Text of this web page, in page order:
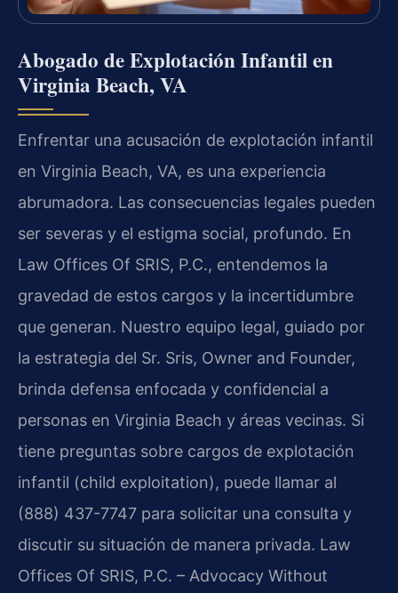
Abogado de Explotación Infantil en
Virginia Beach, VA
Enfrentar una acusación de explotación infantil
en Virginia Beach, VA, es una experiencia
abrumadora. Las consecuencias legales pueden
ser severas y el estigma social, profundo. En
Law Offices Of SRIS, P.C., entendemos la
gravedad de estos cargos y la incertidumbre
que generan. Nuestro equipo legal, guiado por
la estrategia del Sr. Sris, Owner and Founder,
brinda defensa enfocada y confidencial a
personas en Virginia Beach y áreas vecinas. Si
tiene preguntas sobre cargos de explotación
infantil (child exploitation), puede llamar al
(888) 437-7747 para solicitar una consulta y
discutir su situación de manera privada. Law
Offices Of SRIS, P.C. – Advocacy Without